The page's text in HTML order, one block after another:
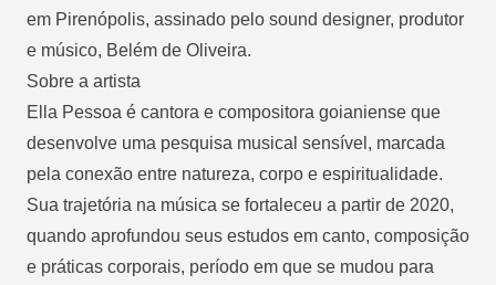
em Pirenópolis, assinado pelo sound designer, produtor
e músico, Belém de Oliveira.
Sobre a artista
Ella Pessoa é cantora e compositora goianiense que
desenvolve uma pesquisa musical sensível, marcada
pela conexão entre natureza, corpo e espiritualidade.
Sua trajetória na música se fortaleceu a partir de 2020,
quando aprofundou seus estudos em canto, composição
e práticas corporais, período em que se mudou para